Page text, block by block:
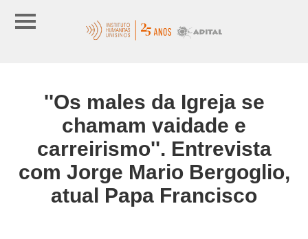
''Os males da Igreja se
chamam vaidade e
carreirismo''. Entrevista
com Jorge Mario Bergoglio,
atual Papa Francisco